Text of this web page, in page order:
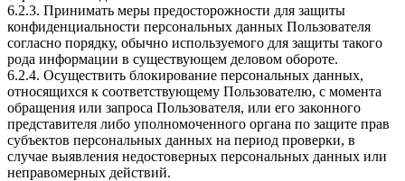
6.2.3. Принимать меры предосторожности для защиты
конфиденциальности персональных данных Пользователя
согласно порядку, обычно используемого для защиты такого
рода информации в существующем деловом обороте.
6.2.4. Осуществить блокирование персональных данных,
относящихся к соответствующему Пользователю, с момента
обращения или запроса Пользователя, или его законного
представителя либо уполномоченного органа по защите прав
субъектов персональных данных на период проверки, в
случае выявления недостоверных персональных данных или
неправомерных действий.